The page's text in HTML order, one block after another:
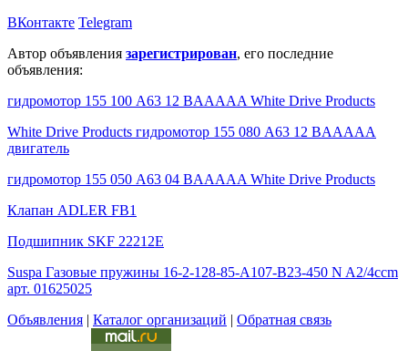
ВКонтакте Telegram
Автор объявления зарегистрирован, его последние
объявления:
гидромотор 155 100 A63 12 BAAAAA White Drive Products
White Drive Products гидромотор 155 080 A63 12 BAAAAA
двигатель
гидромотор 155 050 A63 04 BAAAAA White Drive Products
Клапан ADLER FB1
Подшипник SKF 22212E
Suspa Газовые пружины 16-2-128-85-A107-B23-450 N A2/4ccm
арт. 01625025
Объявления | Каталог организаций | Обратная связь